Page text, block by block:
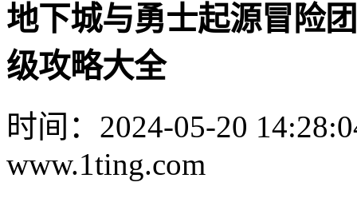
地下城与勇士起源冒险
级攻略大全
时间：2024-05-20
www.1ting.com